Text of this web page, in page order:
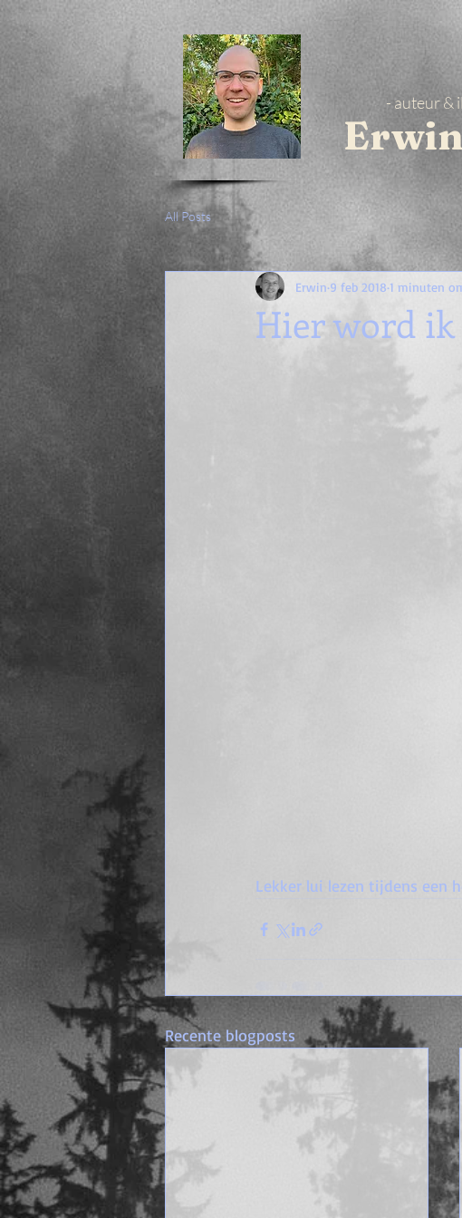
- auteur &
All Posts
Hier word
Erwin 9 feb 2018 1 minuten
Lekker lui lezen tijdens een
Recente blogposts